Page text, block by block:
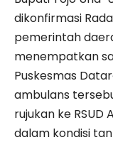
dikonfirmasi
pemerintah
menempatkan
Puskesmas
ambulans
rujukan ke
dalam kondisi